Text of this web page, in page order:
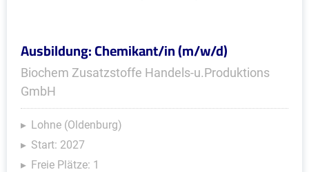
Ausbildung: Chemikant/in (m/w/d)
Biochem Zusatzstoffe Handels-u.Produktions
GmbH
Lohne (Oldenburg)
Start: 2027
Freie Plätze: 1